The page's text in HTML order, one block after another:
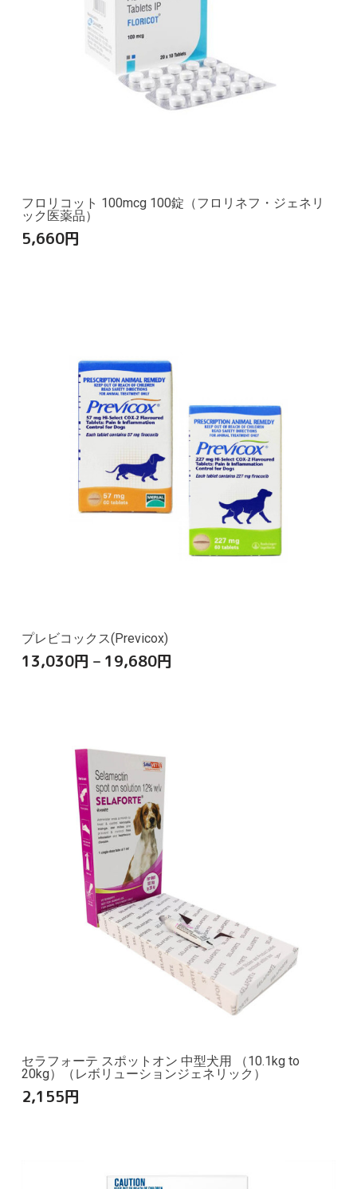
フロリコット 100mcg 100錠（フロリネフ・ジェネリ
ック医薬品）
5,660円
プレビコックス(Previcox)
13,030円 – 19,680円
セラフォーテ スポットオン 中型犬用 （10.1kg to
20kg）（レボリューションジェネリック）
2,155円